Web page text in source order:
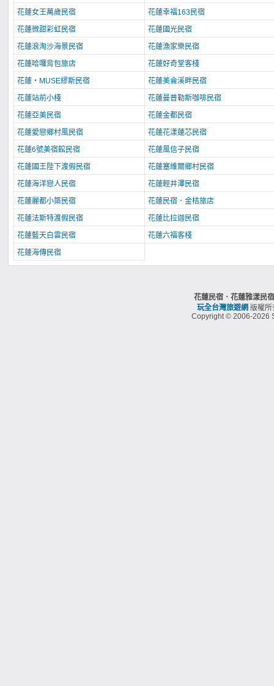
花蓮女王萬歲民宿
花蓮幸福163民宿
花蓮微甜彩虹民宿
花蓮國光民宿
花蓮浪淘沙海景民宿
花蓮漁家樂民宿
花蓮哈囉背包旅店
花蓮好奇堂客棧
花蓮‧MUSE繆斯民宿
花蓮美侖溪畔民宿
花蓮站前小棧
花蓮曼普勒斯咖啡民宿
花蓮亞美民宿
花蓮金都民宿
花蓮愛戀鄉村風民宿
花蓮花漾蓮芯民宿
花蓮6號美宿館民宿
花蓮風信子民宿
花蓮國王陛下渡假民宿
花蓮塞維爾鄉村民宿
花蓮海洋戀人民宿
花蓮輕井澤民宿
花蓮麗都小築民宿
花蓮民宿．金桔旅店
花蓮法斯特渡假民宿
花蓮比拉迦民宿
花蓮藍天白雲民宿
花蓮六福客棧
花蓮海傳民宿
花蓮民宿．花蓮雅漾
玩全台灣旅遊網 版權
Copyright © 2006-2026